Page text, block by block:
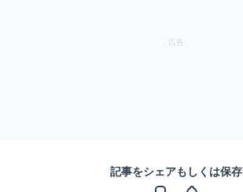
記事をシェアもしくは保存